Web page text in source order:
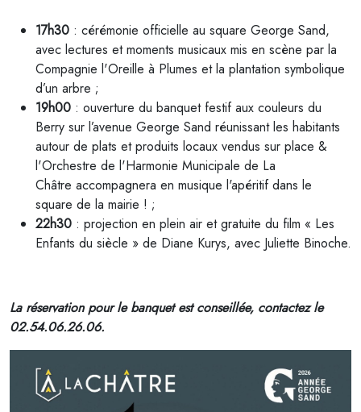
17h30 : cérémonie officielle au square George Sand,
avec lectures et moments musicaux mis en scène par la
Compagnie l'Oreille à Plumes et la plantation symbolique
d’un arbre ;
19h00 : ouverture du banquet festif aux couleurs du
Berry sur l’avenue George Sand réunissant les habitants
autour de plats et produits locaux vendus sur place &
l'Orchestre de l'Harmonie Municipale de La
Châtre accompagnera en musique l'apéritif dans le
square de la mairie ! ;
22h30 : projection en plein air et gratuite du film « Les
Enfants du siècle » de Diane Kurys, avec Juliette Binoche.
La réservation pour le banquet est conseillée, contactez le
02.54.06.26.06.